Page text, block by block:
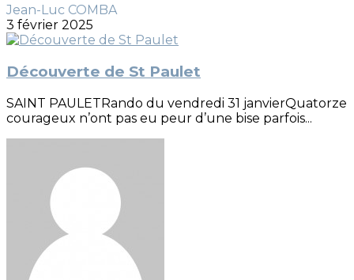
Jean-Luc COMBA
3 février 2025
Découverte de St Paulet
SAINT PAULETRando du vendredi 31 janvierQuatorze
courageux n’ont pas eu peur d’une bise parfois...